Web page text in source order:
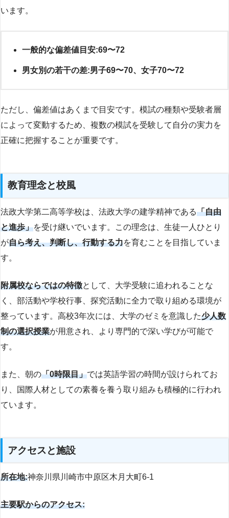
います。
一般的な偏差値目安:69〜72
男女別の若干の差:男子69〜70、女子70〜72
ただし、偏差値はあくまで目安です。模試の種類や受験者層
によって変動するため、複数の模試を受験して自分の実力を
正確に把握することが重要です。
教育理念と校風
法政大学第二高等学校は、法政大学の建学精神である「自由
と進歩」を受け継いでいます。この理念は、生徒一人ひとり
が自ら考え、判断し、行動する力を育むことを目指していま
す。
附属校ならではの特徴として、大学受験に追われることな
く、部活動や学校行事、探究活動に全力で取り組める環境が
整っています。高校3年次には、大学のゼミを意識した少人数
制の選択授業が用意され、より専門的で深い学びが可能で
す。
また、朝の「0時限目」では英語学習の時間が設けられてお
り、国際人材としての素養を養う取り組みも積極的に行われ
ています。
アクセスと施設
所在地:神奈川県川崎市中原区木月大町6-1
主要駅からのアクセス: